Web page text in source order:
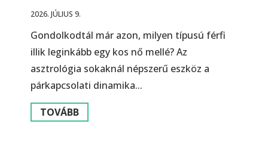
2026. JÚLIUS 9.
Gondolkodtál már azon, milyen típusú férfi
illik leginkább egy kos nő mellé? Az
asztrológia sokaknál népszerű eszköz a
párkapcsolati dinamika...
TOVÁBB